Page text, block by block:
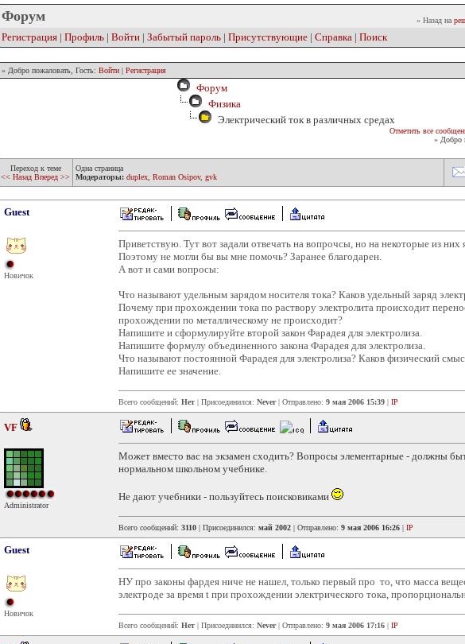
Форум » Назад на
Регистрация | Профиль | Войти | Забытый пароль | Присутствующие | Справка | Поиск
» Добро пожаловать, Гость: Войти | Регистрация
Форум
Физика
Электрический ток в различных средах
Отметить все
» Добро
Переход к теме
<< Назад Вперед >>
Одна страница
Модераторы: duplex Roman Osipov, gvk
Guest
Новичок
Приветствую. Тут вот задали отвечать на вопрочсы, но на некоторые из них
Поэтому не могли бы вы мне помочь? Заранее благодарен.
А вот и сами вопросы:
Что называют удельным зарядом носителя тока? Каков удельный заряд
Почему при прохождении тока по раствору электролита происходит
прохождении по металлическому не происходит?
Напишите и сформулируйте второй закон Фарадея для электролиза.
Напишите формулу объединенного закона Фарадея для электролиза.
Что называют постоянной Фарадея для электролиза? Каков физический
Напишите ее значение.
Всего сообщений: Нет | Присоединился: Never| Отправлено: 9 мая 2006 15:39 | IP
VF
Administrator
Может вместо вас на экзамен сходить? Вопросы элементарные - должны
нормальном школьном учебнике.
Не дают учебники - пользуйтесь поисковиками
Всего сообщений: 3110 | Присоединился: май 2002 | Отправлено: 9 мая 2006 16:26 | IP
Guest
Новичок
НУ про законы фардея ниче не нашел, только первый про то, что масса
электроде за время t при прохождении электрического тока,
Всего сообщений: Нет | Присоединился: Never| Отправлено: 9 мая 2006 17:16 | IP